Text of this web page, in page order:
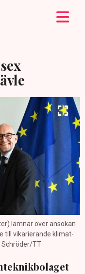
lämnar över ansökan
till vikarierande klimat-
Schröder/TT